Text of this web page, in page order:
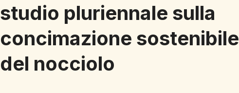
studio pluriennale sulla
concimazione sostenibile
del nocciolo